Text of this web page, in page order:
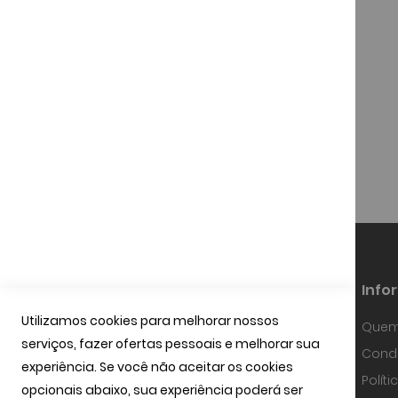
Fundada em Janeiro de 1997, a
OPTIBARCA tem sabido desenvolver-se
e adaptar-se a um mercado em
contínua evolução, investindo em
Utilizamos cookies para melhorar nossos
serviços, fazer ofertas pessoais e melhorar sua
experiência. Se você não aceitar os cookies
opcionais abaixo, sua experiência poderá ser